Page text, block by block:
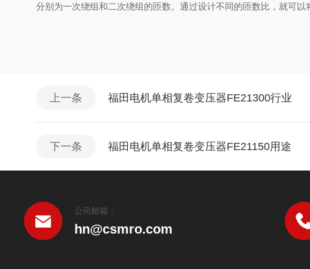
分别为一次绕组和二次绕组的匝数。通过设计不同的匝数比，就可
上一条 福田电机单相复卷变压器FE21300行业
下一条 福田电机单相复卷变压器FE21150用途
公司邮箱：
hn@csmro.com